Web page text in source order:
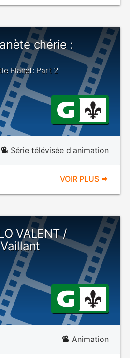
chérie :
Planet: Part 2
Série télévisée d'animation
VOIR PLUS
VALENT /
Animation